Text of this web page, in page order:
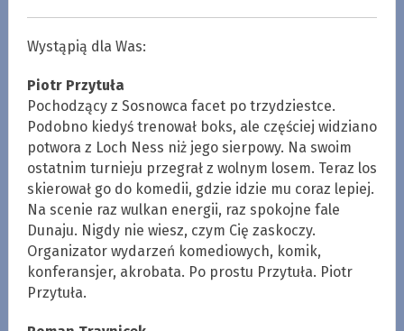
Wystąpią dla Was:
Piotr Przytuła
Pochodzący z Sosnowca facet po trzydziestce.
Podobno kiedyś trenował boks, ale częściej widziano
potwora z Loch Ness niż jego sierpowy. Na swoim
ostatnim turnieju przegrał z wolnym losem. Teraz los
skierował go do komedii, gdzie idzie mu coraz lepiej.
Na scenie raz wulkan energii, raz spokojne fale
Dunaju. Nigdy nie wiesz, czym Cię zaskoczy.
Organizator wydarzeń komediowych, komik,
konferansjer, akrobata. Po prostu Przytuła. Piotr
Przytuła.